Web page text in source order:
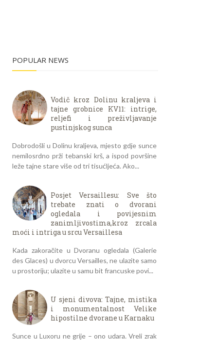
POPULAR NEWS
Vodič kroz Dolinu kraljeva i
tajne grobnice KV11: intrige,
reljefi i preživljavanje
pustinjskog sunca
Dobrodošli u Dolinu kraljeva, mjesto gdje sunce
nemilosrdno prži tebanski krš, a ispod površine
leže tajne stare više od tri tisućljeća. Ako...
Posjet Versaillesu: Sve što
trebate znati o dvorani
ogledala i povijesnim
zanimljivostima,kroz zrcala
moći i intriga u srcu Versaillesa
Kada zakoračite u Dvoranu ogledala (Galerie
des Glaces) u dvorcu Versailles, ne ulazite samo
u prostoriju; ulazite u samu bit francuske povi...
U sjeni divova: Tajne, mistika
i monumentalnost Velike
hipostilne dvorane u Karnaku
Sunce u Luxoru ne grije – ono udara. Vreli zrak